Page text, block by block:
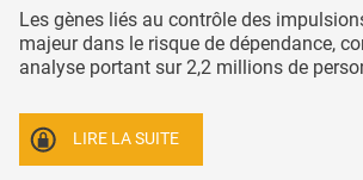
Les gènes liés au contrôle des
majeur dans le risque de dépendance,
analyse portant sur 2,2 millions de
LIRE LA SUITE